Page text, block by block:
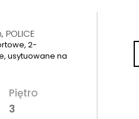
2-
usytuowane na
Piętro
3